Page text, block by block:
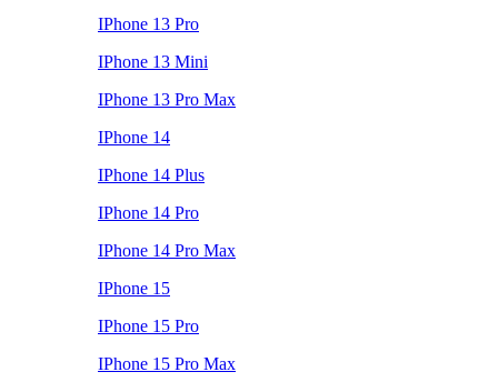
IPhone 13 Pro
IPhone 13 Mini
IPhone 13 Pro Max
IPhone 14
IPhone 14 Plus
IPhone 14 Pro
IPhone 14 Pro Max
IPhone 15
IPhone 15 Pro
IPhone 15 Pro Max